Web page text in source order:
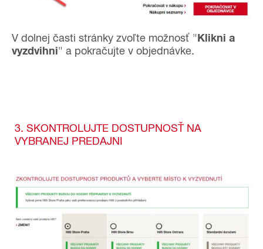
V dolnej časti stránky zvoľte možnosť "Klikni a
vyzdvihni" a pokračujte v objednávke.
3. SKONTROLUJTE DOSTUPNOSŤ NA
VYBRANEJ PREDAJNI